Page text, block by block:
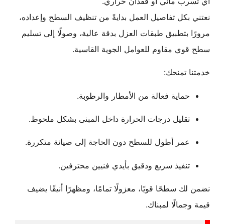
نعتني بكل تفاصيل العمل بدايةً من تنظيف السطح وإعداده،
مرورًا بتطبيق طبقات العزل بدقة عالية، وصولًا إلى تسليم
سطح قوي مقاوم للعوامل الجوية القاسية.
خدمتنا تمنحك:
حماية فعالة من الأمطار والرطوبة.
تقليل درجات الحرارة داخل المبنى بشكل ملحوظ.
عمر أطول للسطح دون الحاجة إلى صيانة متكررة.
تنفيذ سريع ودقيق بأيدي فنيين محترفين.
نضمن لك سطحًا قويًا، معزولًا تمامًا، ومظهرًا أنيقًا يضيف
قيمة وجمالًا لمبناك.